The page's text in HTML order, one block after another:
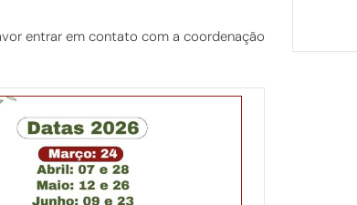
entrar em contato com a coordenação